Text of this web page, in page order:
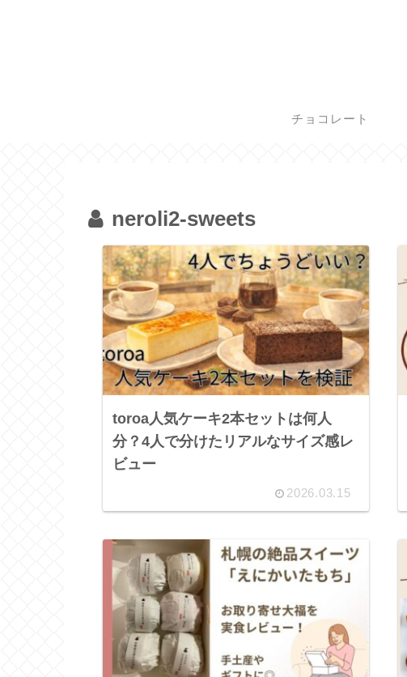
チョコレート
neroli2-sweets
toroa人気ケーキ2本セットは何人
分？4人で分けたリアルなサイズ感レ
ビュー
2026.03.15